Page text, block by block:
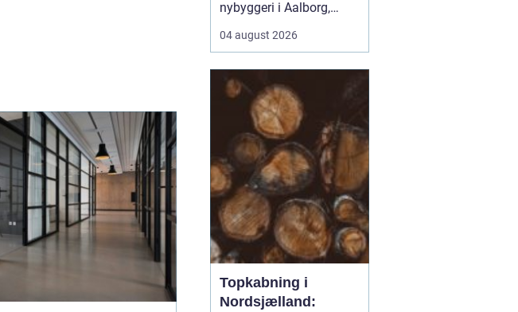
nybyggeri i Aalborg,
stor rolle for både
En dygtig murer kan
forvandle en slidt bolig
til et moderne og
holdbart hjem, mens det
modsatte kan give dyre
r...
04 august 2026
Topkabning i
Nordsjælland: